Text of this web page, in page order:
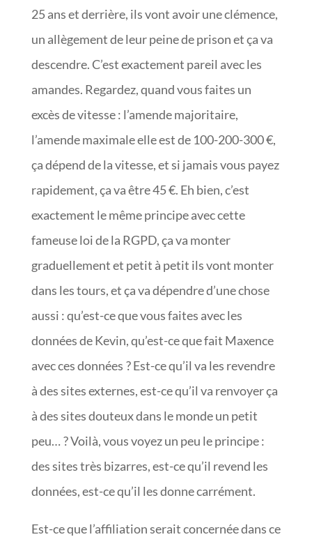
25 ans et derrière, ils vont avoir une clémence,
un allègement de leur peine de prison et ça va
descendre. C’est exactement pareil avec les
amandes. Regardez, quand vous faites un
excès de vitesse : l’amende majoritaire,
l’amende maximale elle est de 100-200-300 €,
ça dépend de la vitesse, et si jamais vous payez
rapidement, ça va être 45 €. Eh bien, c’est
exactement le même principe avec cette
fameuse loi de la RGPD, ça va monter
graduellement et petit à petit ils vont monter
dans les tours, et ça va dépendre d’une chose
aussi : qu’est-ce que vous faites avec les
données de Kevin, qu’est-ce que fait Maxence
avec ces données ? Est-ce qu’il va les revendre
à des sites externes, est-ce qu’il va renvoyer ça
à des sites douteux dans le monde un petit
peu… ? Voilà, vous voyez un peu le principe :
des sites très bizarres, est-ce qu’il revend les
données, est-ce qu’il les donne carrément.
Est-ce que l’affiliation serait concernée dans ce